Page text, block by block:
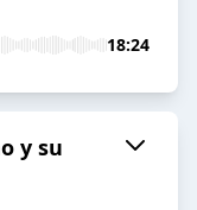
18:24
y su